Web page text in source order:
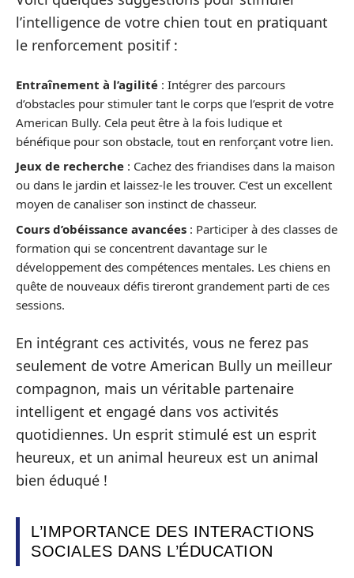
l’intelligence de votre chien tout en pratiquant
le renforcement positif :
Entraînement à l’agilité : Intégrer des parcours
d’obstacles pour stimuler tant le corps que l’esprit de votre
American Bully. Cela peut être à la fois ludique et
bénéfique pour son obstacle, tout en renforçant votre lien.
Jeux de recherche : Cachez des friandises dans la maison
ou dans le jardin et laissez-le les trouver. C’est un excellent
moyen de canaliser son instinct de chasseur.
Cours d’obéissance avancées : Participer à des classes de
formation qui se concentrent davantage sur le
développement des compétences mentales. Les chiens en
quête de nouveaux défis tireront grandement parti de ces
sessions.
En intégrant ces activités, vous ne ferez pas
seulement de votre American Bully un meilleur
compagnon, mais un véritable partenaire
intelligent et engagé dans vos activités
quotidiennes. Un esprit stimulé est un esprit
heureux, et un animal heureux est un animal
bien éduqué !
L’IMPORTANCE DES INTERACTIONS
SOCIALES DANS L’ÉDUCATION